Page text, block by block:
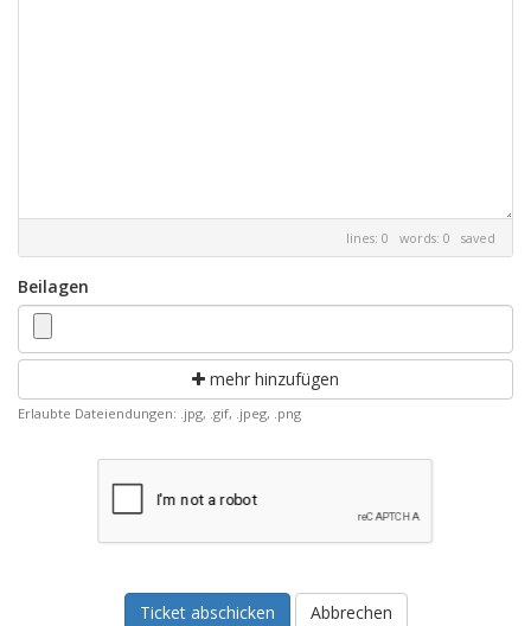
lines: 0 words: 0 saved
Beilagen
mehr hinzufügen
Erlaubte Dateiendungen: .jpg, .gif, .jpeg, .png
Abbrechen